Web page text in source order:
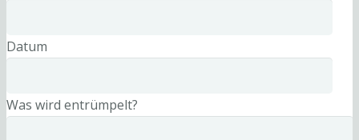
Datum
Was wird entrümpelt?